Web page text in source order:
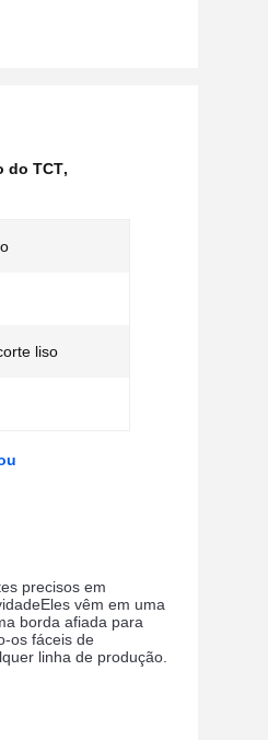
do TCT,
liso
precisos em
vêm em uma
borda afiada para
os fáceis de
linha de produção.